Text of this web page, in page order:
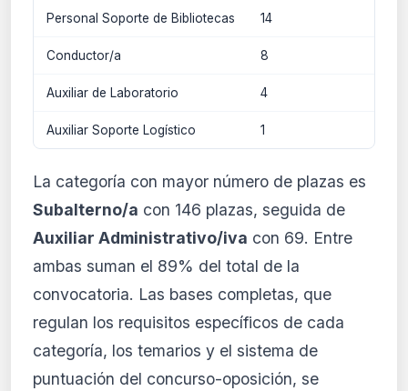
Personal Soporte de Bibliotecas 14
Conductor/a 8
Auxiliar de Laboratorio 4
Auxiliar Soporte Logístico 1
La categoría con mayor número de plazas es
Subalterno/a con 146 plazas, seguida de
Auxiliar Administrativo/iva con 69. Entre
ambas suman el 89% del total de la
convocatoria. Las bases completas, que
regulan los requisitos específicos de cada
categoría, los temarios y el sistema de
puntuación del concurso-oposición, se